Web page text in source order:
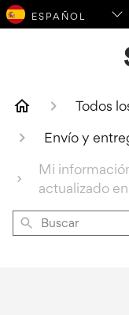
Todos
Envío y
Mi
actualizado
Buscar